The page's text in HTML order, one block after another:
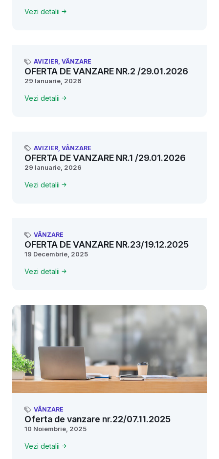
Vezi detalii
AVIZIER, VÂNZARE
OFERTA DE VANZARE NR.2 /29.01.2026
29 Ianuarie, 2026
Vezi detalii
AVIZIER, VÂNZARE
OFERTA DE VANZARE NR.1 /29.01.2026
29 Ianuarie, 2026
Vezi detalii
VÂNZARE
OFERTA DE VANZARE NR.23/19.12.2025
19 Decembrie, 2025
Vezi detalii
VÂNZARE
Oferta de vanzare nr.22/07.11.2025
10 Noiembrie, 2025
Vezi detalii